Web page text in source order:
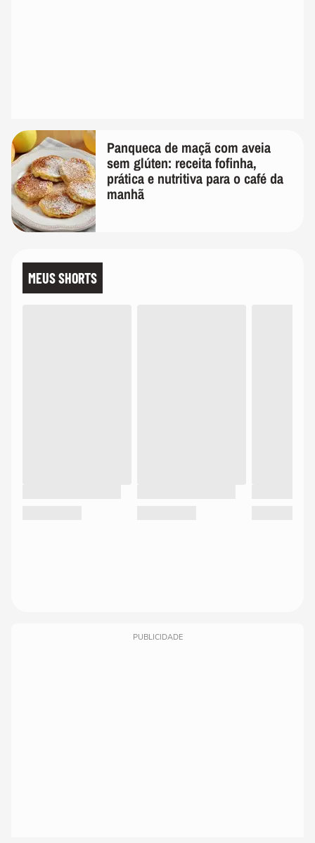
Panqueca de maçã com aveia
sem glúten: receita fofinha,
prática e nutritiva para o café da
manhã
MEUS SHORTS
PUBLICIDADE